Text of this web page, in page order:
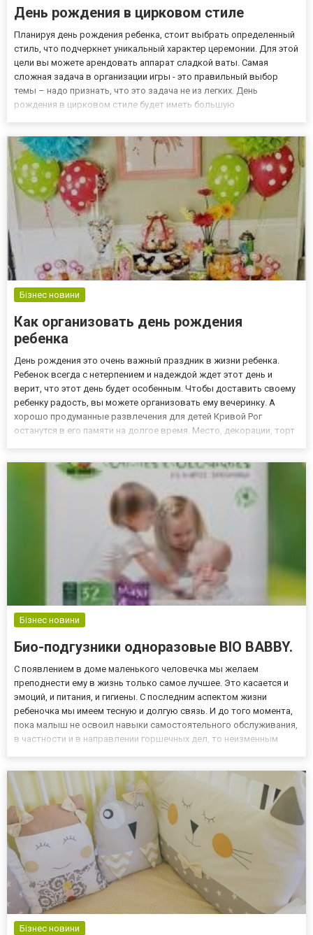
День рождения в цирковом стиле
Планируя день рождения ребенка, стоит выбрать определенный
стиль, что подчеркнет уникальный характер церемонии. Для этой
цели вы можете арендовать аппарат сладкой ваты. Самая
сложная задача в организации игры - это правильный выбор
темы – надо признать, что это задача не из легких. День
рождения в цирковом стиле будет иметь большую
День рождения в ст...
Бізнес новини
Как организовать день рождения
ребенка
День рождения это очень важный праздник в жизни ребенка.
Ребенок всегда с нетерпением и надеждой ждет этот день и
верит, что этот день будет особенным. Чтобы доставить своему
ребенку радость, вы можете организовать ему вечеринку. А
хорошо продуманные развлечения для детей Кривой Рог
останутся в его памяти на долгое время. Место, декорации, торт
Бізнес новини
Био-подгузники одноразовые BIO BABBY.
С появлением в доме маленького человечка мы желаем
преподнести ему в жизнь только самое лучшее. Это касается и
эмоций, и питания, и гигиены. С последним аспектом жизни
ребеночка мы имеем тесную и долгую связь. И до того момента,
пока малыш не освоил навыки самостоятельного обслуживания,
в частности и в направлении горшечных дел, то неизменным
Бізнес новини